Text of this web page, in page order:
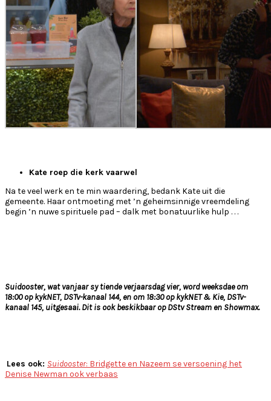
Kate roep die kerk vaarwel
Na te veel werk en te min waardering, bedank Kate uit die
gemeente. Haar ontmoeting met ’n geheimsinnige vreemdeling
begin ’n nuwe spirituele pad – dalk met bonatuurlike hulp . . .
Suidooster, wat vanjaar sy tiende verjaarsdag vier, word weeksdae om
18:00 op kykNET, DSTv-kanaal 144, en om 18:30 op kykNET & Kie, DSTv-
kanaal 145, uitgesaai. Dit is ook beskikbaar op DStv Stream en Showmax.
Lees ook: Suidooster: Bridgette en Nazeem se versoening het
Denise Newman ook verbaas